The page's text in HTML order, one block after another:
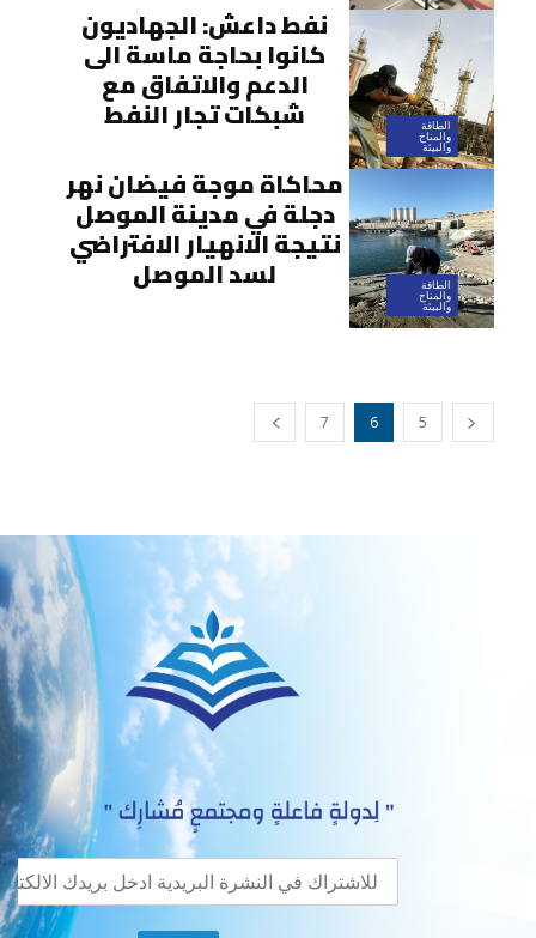
الطاقة
والمناخ
والبيئة
نفط داعش: الجهاديون
كانوا بحاجة ماسة الى
الدعم والاتفاق مع
شبكات تجار النفط
الطاقة
والمناخ
والبيئة
محاكاة موجة فيضان نهر
دجلة في مدينة الموصل
نتيجة الانهيار الافتراضي
لسد الموصل
5
6
7